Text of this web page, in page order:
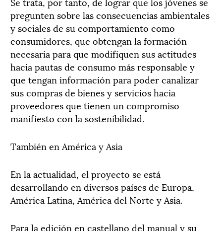
pregunten sobre las consecuencias ambientales
y sociales de su comportamiento como
consumidores, que obtengan la formación
necesaria para que modifiquen sus actitudes
hacia pautas de consumo más responsable y
que tengan información para poder canalizar
sus compras de bienes y servicios hacia
proveedores que tienen un compromiso
manifiesto con la sostenibilidad.
También en América y Asia
En la actualidad, el proyecto se está
desarrollando en diversos países de Europa,
América Latina, América del Norte y Asia.
Para la edición en castellano del manual y su